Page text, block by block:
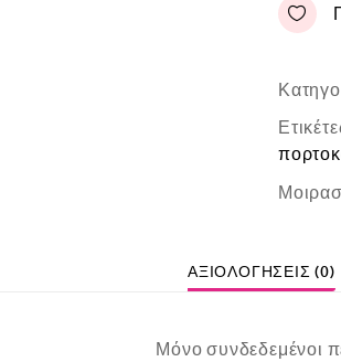
ΑΞΙΟΛΟΓΉΣΕΙΣ (0)
Μόνο συνδεδεμένοι